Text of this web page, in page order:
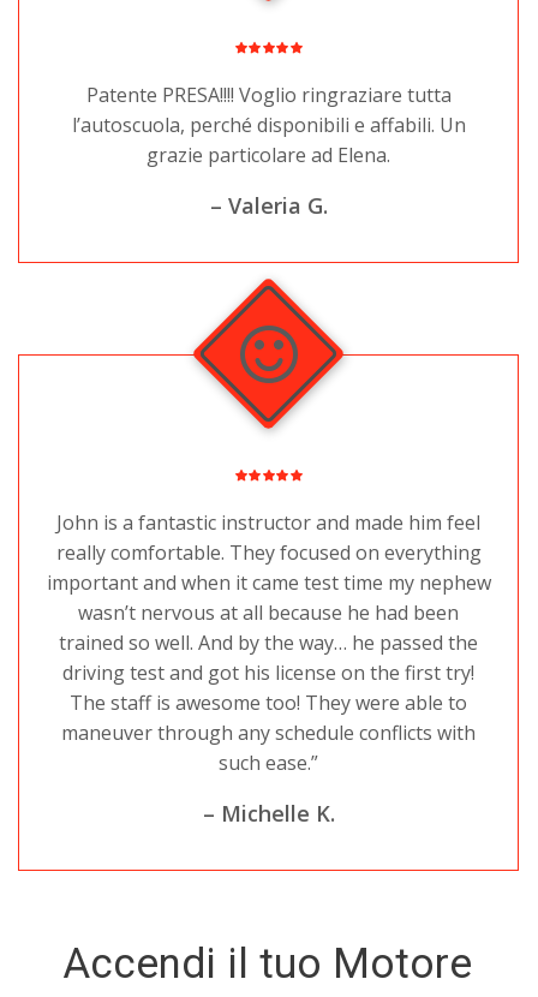
Patente PRESA!!!! Voglio ringraziare tutta
l’autoscuola, perché disponibili e affabili. Un
grazie particolare ad Elena.
– Valeria G.
John is a fantastic instructor and made him feel
really comfortable. They focused on everything
important and when it came test time my nephew
wasn’t nervous at all because he had been
trained so well. And by the way… he passed the
driving test and got his license on the first try!
The staff is awesome too! They were able to
maneuver through any schedule conflicts with
such ease.”
– Michelle K.
Accendi il tuo Motore